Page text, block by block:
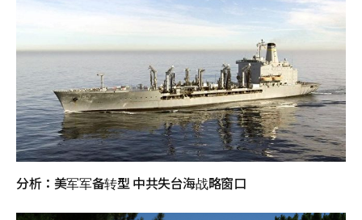
分析：美军军备转型 中共失台海战略窗口